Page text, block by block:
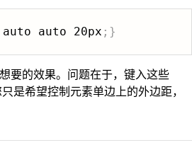
auto 20px ; }
要的效果。问题在于，键入这些
是希望控制元素单边上的外边距，